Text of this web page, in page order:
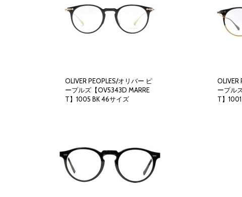
OLIVER PEOPLES/オリバー ピ
ープルズ【OV5343D MARRE
T】1005 BK 46サイズ
49,300円
(税別)
OLIVER
ープル
T】